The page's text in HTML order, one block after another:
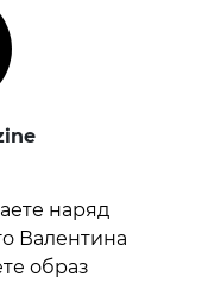
наряд
Валентина
образ